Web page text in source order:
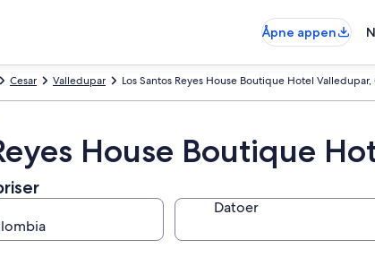
Åpne appen
Los Santos Reyes House Boutique Hotel
Valledupar
Cesar
House Boutique
Datoer